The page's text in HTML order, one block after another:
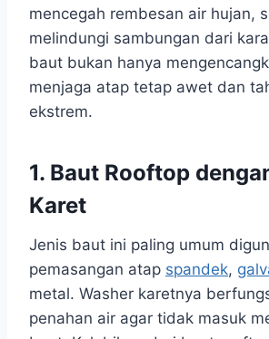
mencegah rembesan air hujan,
melindungi sambungan dari
baut bukan hanya
menjaga atap tetap awet dan
ekstrem.
1. Baut Rooftop
Karet
Jenis baut ini paling umum
pemasangan atap spandek,
metal. Washer karetnya
penahan air agar tidak masuk